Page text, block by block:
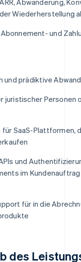
Wiederherstellung
und
prädiktive
juristischer Personen
SaaS-Plattformen,
und
im
für in die
des